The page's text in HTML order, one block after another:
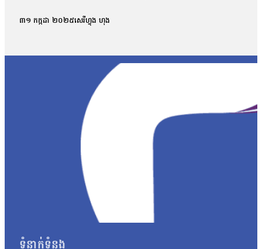
សាលាដំបូងខេត្តស្វាយរៀង ដោយលោកចាត់ទុកថាការសម្រេចនេះអយិ
ភរិយាលោក ជា ចាន់ថា ផង ព្រោះត្រូវចិញ្ចឹមមើលថែកូនស្រីអាយុ២ឆ្នាំ
សាលាឧទ្ធរណ៍ភ្នំពេញដោយកម្កល់ការកាត់ទោសលើលោក ជា ចាន់ថា ព្
មែនទែនទៅលើការសម្រេចរបស់ចៅក្រមសាលាឧទ្ធរណ៍រាជធានីភ្នំ
ការជួយជាតិ ជួយសង្គម ជួយរដ្ឋ ជាពិសេសរឿង ប.ស.ស ហើយបែរជាមិ
វិញទៅលើលោក ជា ចាន់ថា ដើម្បីដោះលែងគាត់ឱ្យមានសេរីភាព ពីព្រោះ
សិទ្ធិមនុស្ស និងអភិវឌ្ឍន៍នៅកម្ពុជា ហៅកាត់ថា អាដហុក (ADHOC)
លោកថា៖ «វាជាការខកចិត្តមួយ យើងមិនដឹងថាតើជឿទៅលើអ្នកណាទ
សាលាដំបូងខេត្តស្វាយរៀង ក៏ចៅក្រមនៅតែសម្រេចចិត្តបន្តឃុំខ្លួនពួកគា
ស្ថាប័នតុលាការយកមកកាត់ទោសឱ្យគាត់ជាប់ទោសដោយគ្មានកំហុស
អាជ្ញាធរបានចាប់ខ្លួន លោក ជា ចាន់ថា ថ្នាក់ដឹកនាំសមាគមឯករាជ្
បេឡាជាតិសន្តិសុខសង្គម ឬ ប.ស.ស នៅក្រុងបាវិត ខែត្រស្វាយរៀង។
ឱ្យមានការយល់ច្រឡំជាមួយការបំពេញមុខងារសាធារណៈ៕
៣១ កក្កដា ២០២៥សេរីហ្វុង ហុង